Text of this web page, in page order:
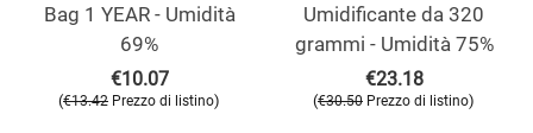
Bag 1 YEAR - Umidità
69%
€10.07
(€13.42 Prezzo di listino)
Umidificante da 320
grammi - Umidità 75%
€23.18
(€30.50 Prezzo di listino)